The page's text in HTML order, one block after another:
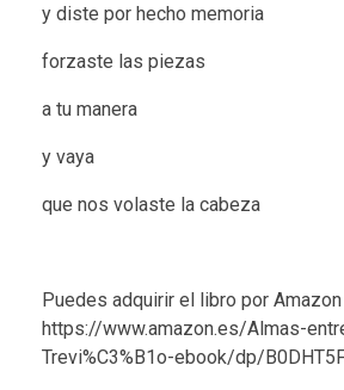
y diste por hecho memoria
forzaste las piezas
a tu manera
y vaya
que nos volaste la cabeza
Puedes adquirir el libro por
https://www.amazon.es/Almas-
Trevi%C3%B1o-ebook/dp/